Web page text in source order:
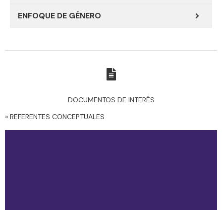
ENFOQUE DE GÉNERO
DOCUMENTOS DE INTERÉS
» REFERENTES CONCEPTUALES